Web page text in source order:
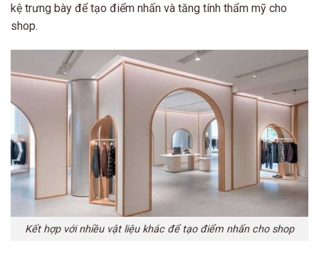
kệ trưng bày để tạo điểm nhấn và tăng tính thẩm mỹ cho
shop.
Kết hợp với nhiều vật liệu khác để tạo điểm nhấn cho shop